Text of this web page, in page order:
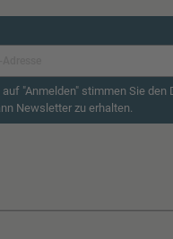
"Anmelden" stimmen Sie
Newsletter zu erhalten.